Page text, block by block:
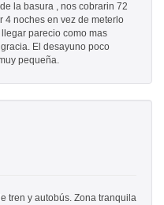
la basura , nos cobrarin 72
4 noches en vez de meterlo
parecio como mas
El desayuno poco
pequeña.
tren y autobús. Zona tranquila